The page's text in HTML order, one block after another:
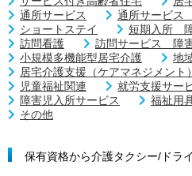
通所サービス
通所サービス
ショートステイ
短期入所
訪問看護
訪問サービス 障
小規模多機能型居宅介護
地
居宅介護支援（ケアマネジメント）
児童福祉関連
就労支援サー
障害児入所サービス
福祉用
その他
保有資格から介護タクシー/ドラ